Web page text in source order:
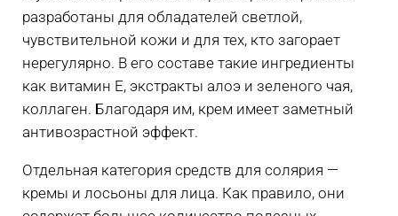
разработаны для обладателей светлой,
чувствительной кожи и для тех, кто загорает
нерегулярно. В его составе такие ингредиенты
как витамин Е, экстракты алоэ и зеленого чая,
коллаген. Благодаря им, крем имеет заметный
антивозрастной эффект.
Отдельная категория средств для солярия —
кремы и лосьоны для лица. Как правило, они